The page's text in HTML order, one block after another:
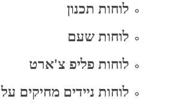
לוחות תכנון
לוחות שעם
לוחות פליפ צ'ארט
לוחות ניידים מחיקים על